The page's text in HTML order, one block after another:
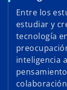
Entre los
estudiar y
tecnología
inteligencia